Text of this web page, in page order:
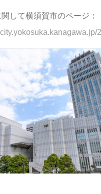
して横須賀市のページ：